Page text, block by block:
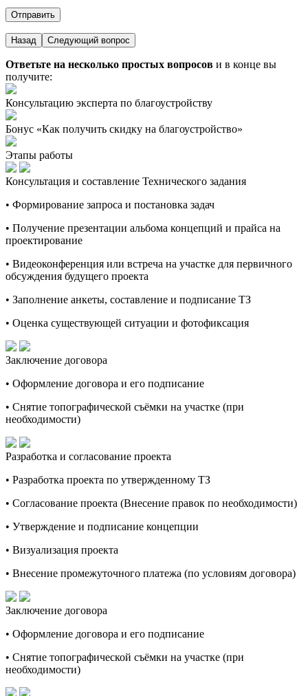
Назад Следующий вопрос
Ответьте на несколько простых вопросов и в конце вы
получите:
Консультацию эксперта по благоустройству
Бонус «Как получить скидку на благоустройство»
Этапы работы
Консультация и составление Технического задания
• Формирование запроса и постановка задач
• Получение презентации альбома концепций и прайса на
проектирование
• Видеоконференция или встреча на участке для первичного
обсуждения будущего проекта
• Заполнение анкеты, составление и подписание ТЗ
• Оценка существующей ситуации и фотофиксация
Заключение договора
• Оформление договора и его подписание
• Снятие топографической съёмки на участке (при
необходимости)
Разработка и согласование проекта
• Разработка проекта по утвержденному ТЗ
• Согласование проекта (Внесение правок по необходимости)
• Утверждение и подписание концепции
• Визуализация проекта
• Внесение промежуточного платежа (по условиям договора)
Заключение договора
• Оформление договора и его подписание
• Снятие топографической съёмки на участке (при
необходимости)